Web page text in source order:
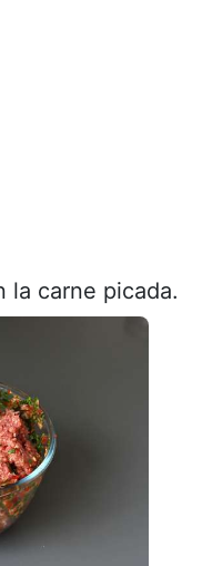
la carne picada.